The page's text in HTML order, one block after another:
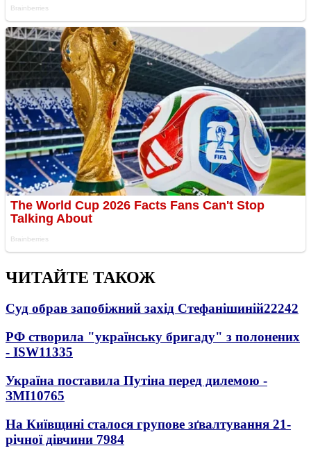
ЧИТАЙТЕ ТАКОЖ
Суд обрав запобіжний захід Стефанішиній22242
РФ створила "українську бригаду" з полонених
- ISW11335
Україна поставила Путіна перед дилемою -
ЗМІ10765
На Київщині сталося групове зґвалтування 21-
річної дівчини 7984